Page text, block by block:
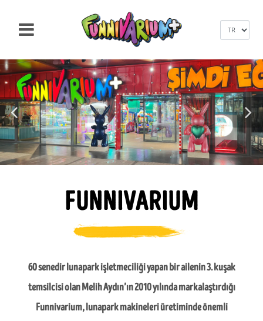
FUNNIVARIUM
60 senedirlunaparkişletmeciliği yapan bir ailenin 3. kuşak
temsilcisi olanMelih Aydın’ın 2010 yılında markalaştırdığı
Funnivarium,lunapark makineleriüretiminde önemli